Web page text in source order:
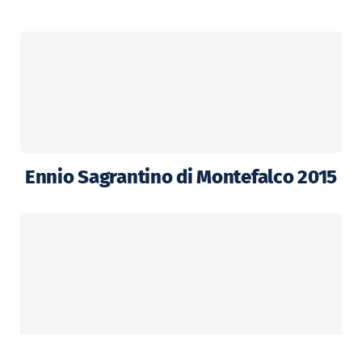
Ennio Sagrantino di Montefalco 2015